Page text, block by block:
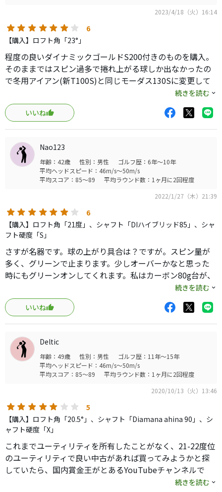
2023/4/18（火）16:14
6
【購入】ロフト角「23°」
程度の良いダイナミックゴールドS200付きのものを購入。
そのままではスピン過多で捲れ上がる球しか出なかったの
で冬用アイアン(新T100S)と同じモーダス130Sに変更して
飛距離、コントロール性ともに満足できるものでしたが、
暖かくなって来たのでメインのアイアン(690MBモーダス
130X)に合わせてベンタスブラックHB10TXに変更してみた
ところ飛距離が更に飛ぶ様になったのでロフトを1度寝かせ
て使用しています。
アイアンライクな顔で打感、打音、操作性の良い910Hの唯
一の欠点?の飛距離を改善出来ました。
続きを読む
いいね
Nao123
年齢：42歳 性別：男性
ゴルフ歴：6年～10年
平均ヘッドスピード：46m/s～50m/s
平均スコア：85～89
平均ラウンド数：1ヶ月に2回程度
2022/1/27（木）21:39
6
【購入】ロフト角「21度」、シャフト「DIハイブリッド85」、シャ
フト硬度「S」
さすが名器です。球の上がり具合は？ですが。スピン量が
多く、グリーンで止まります。少しオーバーかなと思った
時にもグリーンオンしてくれます。私はカーボン80g台が、
このヘッドには合うと思います。そもそもカーボン90g台以
上は重すぎてカーボンの特性を活かせないと思います。ス
チールはなぜか、ヘッドの位置が分かり辛かったです。
テンプラによる塗装剥げがなければ、買いのクラブだと思
います。
続きを読む
いいね
Deltic
年齢：49歳 性別：男性
ゴルフ歴：11年～15年
平均ヘッドスピード：46m/s～50m/s
平均スコア：85～89
平均ラウンド数：1ヶ月に2回程度
2020/10/13（火）13:46
5
【購入】ロフト角「20.5°」、シャフト「Diamana ahina 90」、シ
ャフト硬度「X」
これまでユーティリティを所有したことがなく、21-22度位
のユーティリティで良い中古があれば買ってみようかと探
していたら、国内賞金王がとあるYouTubeチャンネルで
「これだけは手放せない」と言っているのを見た。ショッ
続きを読む